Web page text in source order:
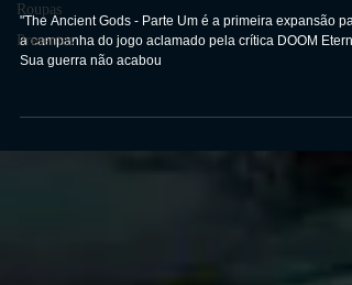
Roupas
Presentes
- Parte Um
"The Ancient Gods - Parte Um é a primeira expansão